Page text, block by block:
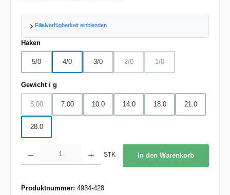
Filialverfügbarkeit einblenden
Hakenauswählen
5/0 4/0 3/0 2/0 1/0
Gewicht / g
5.00
(Diese Option ist zurzeit nicht verfügbar.)
7.00 10.0 14.0 18.0 21.0
28.0
STK In den Warenkorb
Produktnummer: 4934-428